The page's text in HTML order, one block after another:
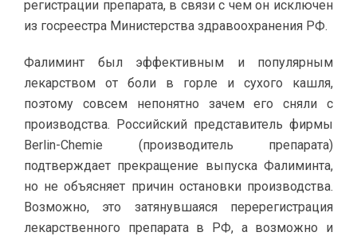
регистрации препарата, в связи с чем он исключен
из госреестра Министерства здравоохранения РФ.
Фалиминт был эффективным и популярным
лекарством от боли в горле и сухого кашля,
поэтому совсем непонятно зачем его сняли с
производства. Российский представитель фирмы
Berlin-Chemie (производитель препарата)
подтверждает прекращение выпуска Фалиминта,
но не объясняет причин остановки производства.
Возможно, это затянувшаяся перерегистрация
лекарственного препарата в РФ, а возможно и